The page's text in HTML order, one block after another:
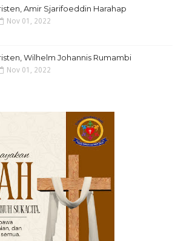
Amir Sjarifoeddin Harahap
Nov 01, 2022
Wilhelm Johannis Rumambi
Nov 01, 2022